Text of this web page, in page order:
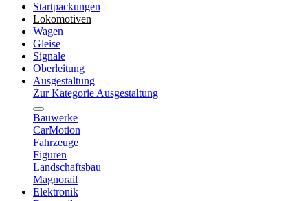
Startpackungen
Lokomotiven
Wagen
Gleise
Signale
Oberleitung
Ausgestaltung
Zur Kategorie Ausgestaltung
Bauwerke
CarMotion
Fahrzeuge
Figuren
Landschaftsbau
Magnorail
Elektronik